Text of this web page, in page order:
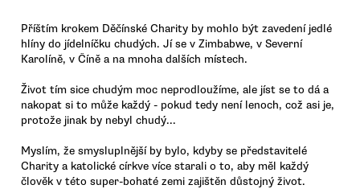
Příštím krokem Děčínské Charity by mohlo být zavedení jedlé
hlíny do jídelníčku chudých. Jí se v Zimbabwe, v Severní
Karolíně, v Číně a na mnoha dalších místech.
Život tím sice chudým moc neprodloužíme, ale jíst se to dá a
nakopat si to může každý - pokud tedy není lenoch, což asi je,
protože jinak by nebyl chudý...
Myslím, že smysluplnější by bylo, kdyby se představitelé
Charity a katolické církve více starali o to, aby měl každý
člověk v této super-bohaté zemi zajištěn důstojný život.